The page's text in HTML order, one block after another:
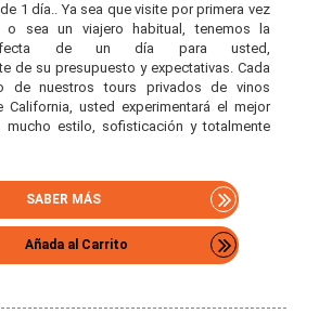
1 día.. Ya sea que visite por primera vez
sea un viajero habitual, tenemos la
de un día para usted,
de su presupuesto y expectativas. Cada
de nuestros tours privados de vinos
California, usted experimentará el mejor
estilo, sofisticación y totalmente
SABER MÁS
Añada al Carrito